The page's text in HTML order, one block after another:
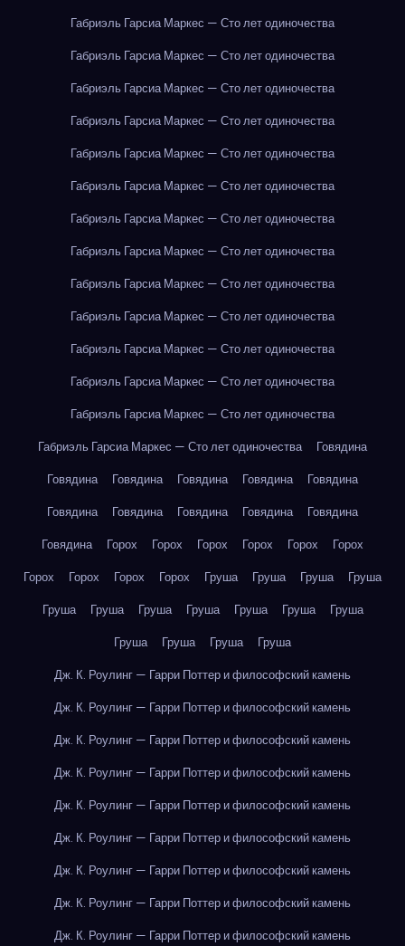
Габриэль Гарсиа Маркес — Сто лет одиночества
Габриэль Гарсиа Маркес — Сто лет одиночества
Габриэль Гарсиа Маркес — Сто лет одиночества
Габриэль Гарсиа Маркес — Сто лет одиночества
Габриэль Гарсиа Маркес — Сто лет одиночества
Габриэль Гарсиа Маркес — Сто лет одиночества
Габриэль Гарсиа Маркес — Сто лет одиночества
Габриэль Гарсиа Маркес — Сто лет одиночества
Габриэль Гарсиа Маркес — Сто лет одиночества
Габриэль Гарсиа Маркес — Сто лет одиночества
Габриэль Гарсиа Маркес — Сто лет одиночества
Габриэль Гарсиа Маркес — Сто лет одиночества
Габриэль Гарсиа Маркес — Сто лет одиночества
Габриэль Гарсиа Маркес — Сто лет одиночества
Говядина
Говядина
Говядина Говядина Говядина
Говядина
Говядина
Говядина Говядина Говядина
Говядина
Говядина
Горох Горох Горох Горох Горох
Горох
Горох
Горох Горох Горох Груша Груша Груша
Груша
Груша
Груша Груша Груша Груша Груша
Груша
Груша
Груша Груша
Груша
Дж. К. Роулинг — Гарри Поттер и философский камень
Дж. К. Роулинг — Гарри Поттер и философский камень
Дж. К. Роулинг — Гарри Поттер и философский камень
Дж. К. Роулинг — Гарри Поттер и философский камень
Дж. К. Роулинг — Гарри Поттер и философский камень
Дж. К. Роулинг — Гарри Поттер и философский камень
Дж. К. Роулинг — Гарри Поттер и философский камень
Дж. К. Роулинг — Гарри Поттер и философский камень
Дж. К. Роулинг — Гарри Поттер и философский камень